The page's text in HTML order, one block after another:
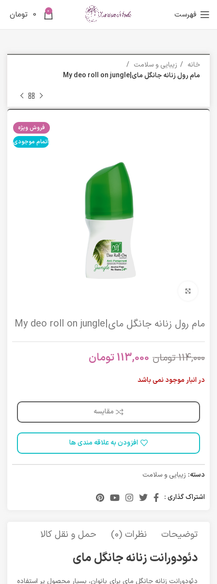
فهرست 0
0 تومان
خانه
زیبایی و سلامت
مام رول زنانه جانگل مای|My deo roll on jungle
فروش ویژه
اتمام موجودی
مام رول زنانه جانگل مای|My deo roll on jungle
114,000 تومان 113,000تومان
در انبار موجود نمی باشد
مقایسه
افزودن به علاقه مندی ها
دسته: زیبایی و سلامت
اشتراک گذاری :
توضیحات نظرات (0) حمل و نقل کالا
دئودورانت زنانه جانگل مای
دئودورانت زنانه جانگل مای برای بانوان، بسیار محصول پر استفاده